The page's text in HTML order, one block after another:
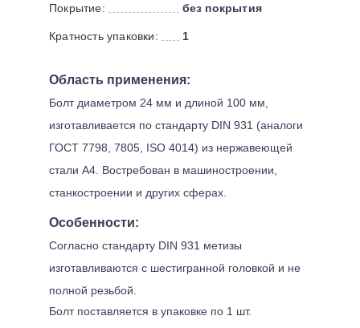
Покрытие: без покрытия
Кратность упаковки: 1
Область применения:
Болт диаметром 24 мм и длиной 100 мм,
изготавливается по стандарту DIN 931 (аналоги
ГОСТ 7798, 7805, ISO 4014) из нержавеющей
стали А4. Востребован в машиностроении,
станкостроении и других сферах.
Особенности:
Согласно стандарту DIN 931 метизы
изготавливаются с шестигранной головкой и не
полной резьбой.
Болт поставляется в упаковке по 1 шт.